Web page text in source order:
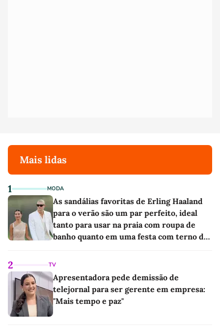
Mais lidas
1 MODA
As sandálias favoritas de Erling Haaland
para o verão são um par perfeito, ideal
tanto para usar na praia com roupa de
banho quanto em uma festa com terno de
2 TV
Apresentadora pede demissão de
telejornal para ser gerente em empresa:
"Mais tempo e paz"